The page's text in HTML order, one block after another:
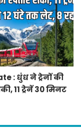
: धुंध ने ट्रेनों की
11 ट्रेनें 30 मिनट